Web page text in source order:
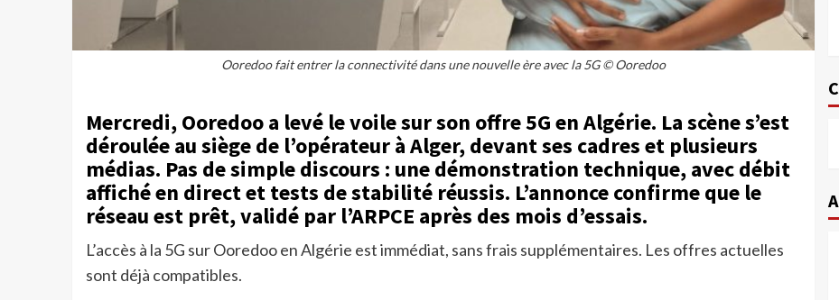
Ooredoo fait entrer la connectivité dans une nouvelle ère avec la 5G © Ooredoo
Mercredi, Ooredoo a levé le voile sur son offre 5G en Algérie. La scène s’est
déroulée au siège de l’opérateur à Alger, devant ses cadres et plusieurs
médias. Pas de simple discours : une démonstration technique, avec débit
affiché en direct et tests de stabilité réussis. L’annonce confirme que le
réseau est prêt, validé par l’ARPCE après des mois d’essais.
L’accès à la 5G sur Ooredoo en Algérie est immédiat, sans frais supplémentaires. Les offres actuelles
sont déjà compatibles.